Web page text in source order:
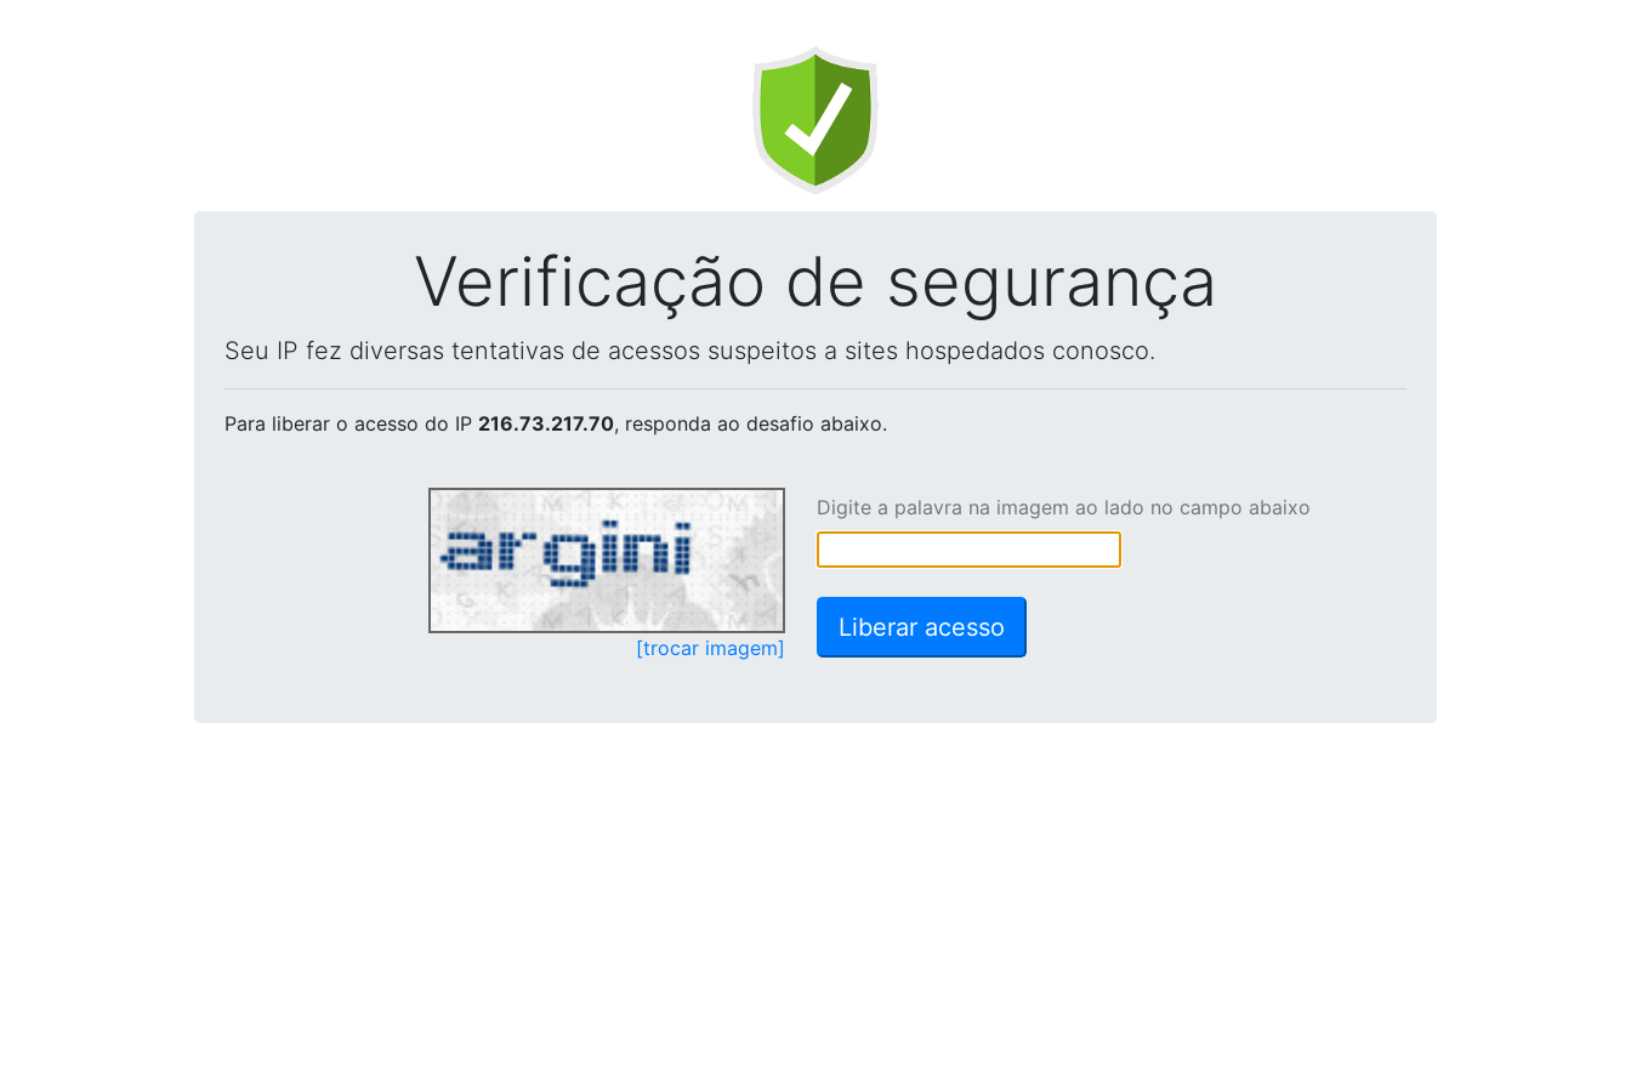
Verificação de segurança
Seu IP fez diversas tentativas de acessos suspeitos a sites hospedados conosco.
Para liberar o acesso do IP 216.73.217.70, responda ao desafio abaixo.
[trocar imagem]
Digite a palavra na imagem ao lado no campo abaixo